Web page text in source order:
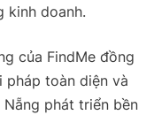
kinh doanh.
của FindMe đồng
pháp toàn diện và
phát triển bền